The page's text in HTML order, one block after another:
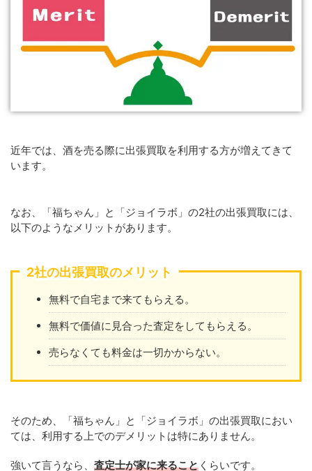
近年では、酒を売る際に出張買取を利用する方が増えてきて
います。
なお、「福ちゃん」と「ジョイラボ」の2社の出張買取には、
以下のようなメリットがあります。
2社の出張買取のメリット
無料で自宅まで来てもらえる。
無料で価値に見合った査定をしてもらえる。
売らなくても料金は一切かからない。
そのため、「福ちゃん」と「ジョイラボ」の出張買取におい
ては、利用する上でのデメリットは特にありません。
強いて言うなら、 査定士が家に来ること くらいです。